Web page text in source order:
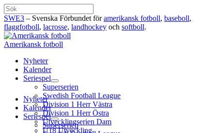
Hoppa
till
innehåll
Sök
SWE3 – Svenska Förbundet föramerikansk fotboll, baseboll,
flaggfotboll, lacrosse, landhockey och softboll.
Amerikansk fotboll
Nyheter
Kalender
Seriespel
Superserien
Swedish Football League
Division 1 Herr Västra
Division 1 Herr Östra
Utvecklingserien Dam
U18 Utveckling
Nyheter
Kalender
Seriespel
Superserien